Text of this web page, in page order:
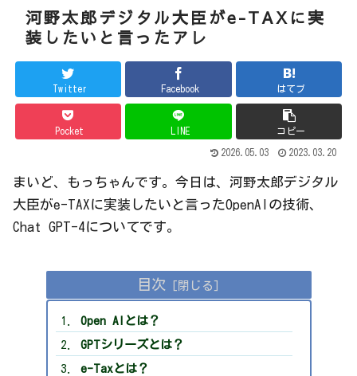
河野太郎デジタル大臣がe-TAXに実
装したいと言ったアレ
Twitter Facebook はてブ
Pocket LINE コピー
2026.05.03 2023.03.20
まいど、もっちゃんです。今日は、河野太郎デジタル
大臣がe-TAXに実装したいと言ったOpenAIの技術、
Chat GPT-4についてです。
目次
Open AIとは？
GPTシリーズとは？
e-Taxとは？